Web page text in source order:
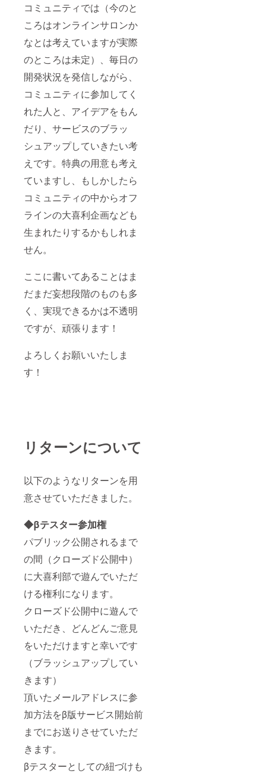
コミュニティでは（今のと
ころはオンラインサロンか
なとは考えていますが実際
のところは未定）、毎日の
開発状況を発信しながら、
コミュニティに参加してく
れた人と、アイデアをもん
だり、サービスのブラッ
シュアップしていきたい考
えです。特典の用意も考え
ていますし、もしかしたら
コミュニティの中からオフ
ラインの大喜利企画なども
生まれたりするかもしれま
せん。
ここに書いてあることはま
だまだ妄想段階のものも多
く、実現できるかは不透明
ですが、頑張ります！
よろしくお願いいたしま
す！
リターンについて
以下のようなリターンを用
意させていただきました。
◆βテスター参加権
パブリック公開されるまで
の間（クローズド公開中）
に大喜利部で遊んでいただ
ける権利になります。
クローズド公開中に遊んで
いただき、どんどんご意見
をいただけますと幸いです
（ブラッシュアップしてい
きます）
頂いたメールアドレスに参
加方法をβ版サービス開始前
までにお送りさせていただ
きます。
βテスターとしての紐づけも